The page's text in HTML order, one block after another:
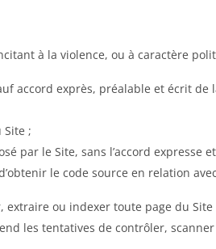
à la violence, ou à caractère
accord exprès, préalable et écrit de
;
par le Site, sans l’accord expresse
le code source en relation
extraire ou indexer toute page du Site
les tentatives de contrôler,